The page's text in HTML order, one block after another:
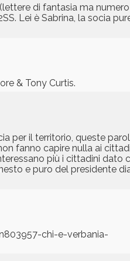
di fantasia ma numero
Lei è Sabrina, la socia
& Tony Curtis.
per il territorio, queste
fanno capire nulla ai
più i cittadini dato
e puro del presidente
chi-e-verbania-